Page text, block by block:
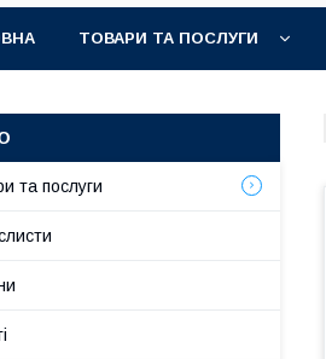
ТОВАРИ ТА ПОСЛУГИ
та послуги